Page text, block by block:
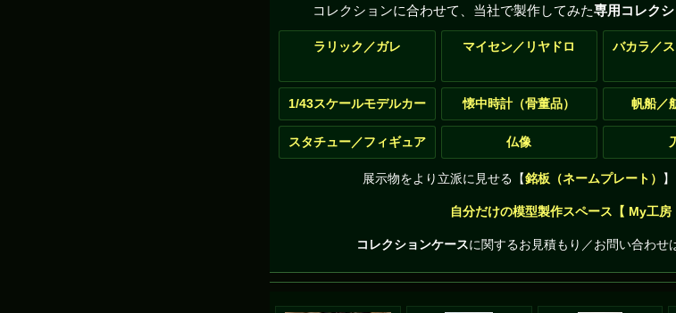
コレクションに合わせて、当社で製作してみた専用コレク
ラリック／ガレ マイセン／リヤドロ バカラ／
1/43スケールモデルカー 懐中時計（骨董品） 帆船／
スタチュー／フィギュア 仏像
展示物をより立派に見せる【銘板（ネームプレート）
自分だけの模型製作スペース【 My工房
コレクションケースに関するお見積もり／お問い合わせ